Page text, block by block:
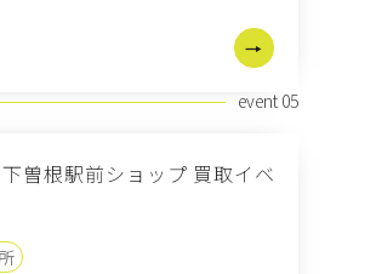
event 05
曽根駅前ショップ 買取イベ